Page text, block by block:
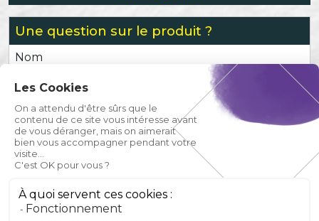
Une question sur le produit ?
Nom
Prénom
Email
Téléphone
Message
Les Cookies
On a attendu d'être sûrs que le
contenu de ce site vous intéresse avant
de vous déranger, mais on aimerait
bien vous accompagner pendant votre
visite...
C'est OK pour vous ?
À quoi servent ces cookies :
Fonctionnement